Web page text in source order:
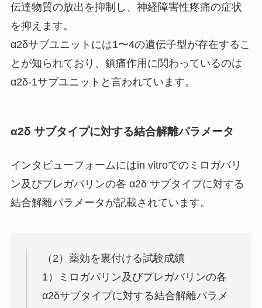
伝達物質の放出を抑制し、神経障害性疼痛の症状
を抑えます。
α2δサブユニットには1〜4の遺伝子型が存在するこ
とが知られており、鎮痛作用に関わっているのは
α2δ-1サブユニットと言われています。
α2δ サブタイプに対する結合解離パラメータ
インタビューフォームにはin vitroでのミロガバリ
ン及びプレガバリンの各 α2δ サブタイプに対する
結合解離パラメータが記載されています。
（2）薬効を裏付ける試験成績
1）ミロガバリン及びプレガバリンの各
α2δサブタイプに対する結合解離パラメ